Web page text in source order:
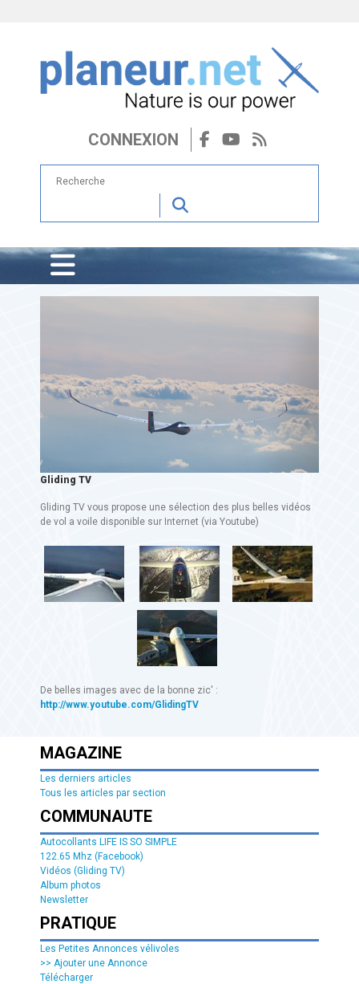
CONNEXION
Gliding TV
Gliding TV vous propose une sélection des plus belles vidéos
de vol a voile disponible sur Internet (via Youtube)
De belles images avec de la bonne zic' :
http://www.youtube.com/GlidingTV
MAGAZINE
Les derniers articles
Tous les articles par section
COMMUNAUTE
Autocollants LIFE IS SO SIMPLE
122.65 Mhz (Facebook)
Vidéos (Gliding TV)
Album photos
Newsletter
PRATIQUE
Les Petites Annonces vélivoles
>> Ajouter une Annonce
Télécharger